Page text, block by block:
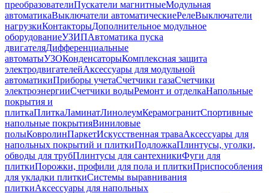
преобразователиПускатели магнитныеМодульная
автоматикаВыключатели автоматическиеРелеВыключатели
нагрузкиКонтакторыДополнительное модульное
оборудованиеУЗИПАвтоматика пуска
двигателяДифференциальные
автоматыУЗОКонденсаторыКомплексная защита
электродвигателейАксессуары для модульной
автоматикиПриборы учетаСчетчики газаСчетчики
электроэнергииСчетчики водыРемонт и отделкаНапольные
покрытия и
плиткаПлиткаЛаминатЛинолеумКерамогранитСпортивные
напольные покрытияВиниловые
полыКовролинПаркетИскусственная траваАксессуары для
напольных покрытий и плиткиПодложкаПлинтусы, уголки,
обводы для трубПлинтусы для сантехникиФуги для
плиткиПорожки, профили для пола и плиткиПриспособления
для укладки плиткиСистемы выравнивания
плиткиАксессуары для напольных